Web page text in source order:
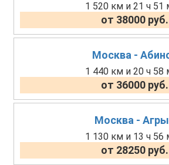
1 520 км и 21 ч 51
от 38000 руб.
Москва -
1 440 км и 20 ч 58
от 36000 руб.
Москва -
1 130 км и 13 ч 56
от 28250 руб.